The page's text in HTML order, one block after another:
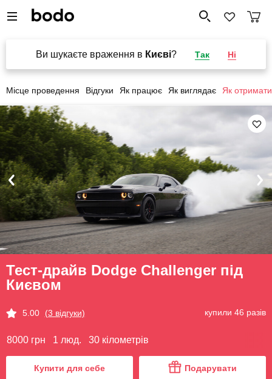
Ви шукаєте враження в Києві? Так Ні
Місце проведення Відгуки Як працює Як виглядає Як отримати
Тест-драйв Dodge Challenger під
Києвом
5.00 (3 відгуки) купили 46 разів
8000 грн 1 люд. 30 кілометрів
Купити для себе Подарувати